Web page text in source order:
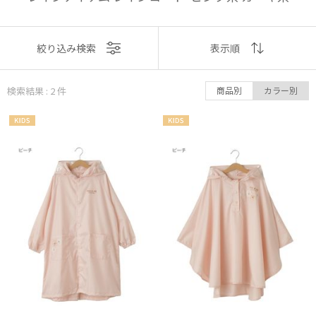
絞り込み
カテゴリー
ブランド
傘機能
表示
おすすめ
価格の高い
価格の低い
人気順
売上点数順
お気に入り
絞り込み検索 表示順
検索結果 : 2件 商品別 カラー別